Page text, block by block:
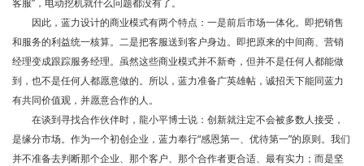
客服”，电动挖机就什么问题都没有了。
因此，蓝力设计的商业模式有两个特点：一是前后市场一体化。即把销售
和服务的利益统一核算。二是把客服送到客户身边。即把原来的中间商、营销
经理变成跟踪服务经理。虽然这些商业模式并不新奇，但并不是任何人都能做
到，也不是任何人都愿意做的。所以，蓝力准备广英雄帖，诚招天下能同蓝力
有共同价值观，并愿意合作的人。
在谈到寻找合作伙伴时，龍小平博士说：创新就注定不会被多数人接受，
是缘分市场。作为一个初创企业，蓝力奉行“感恩第一、优待第一”的原则。我们
并不准备去判断那个企业、那个客户、那个合作者更合适、最有实力；而是坚